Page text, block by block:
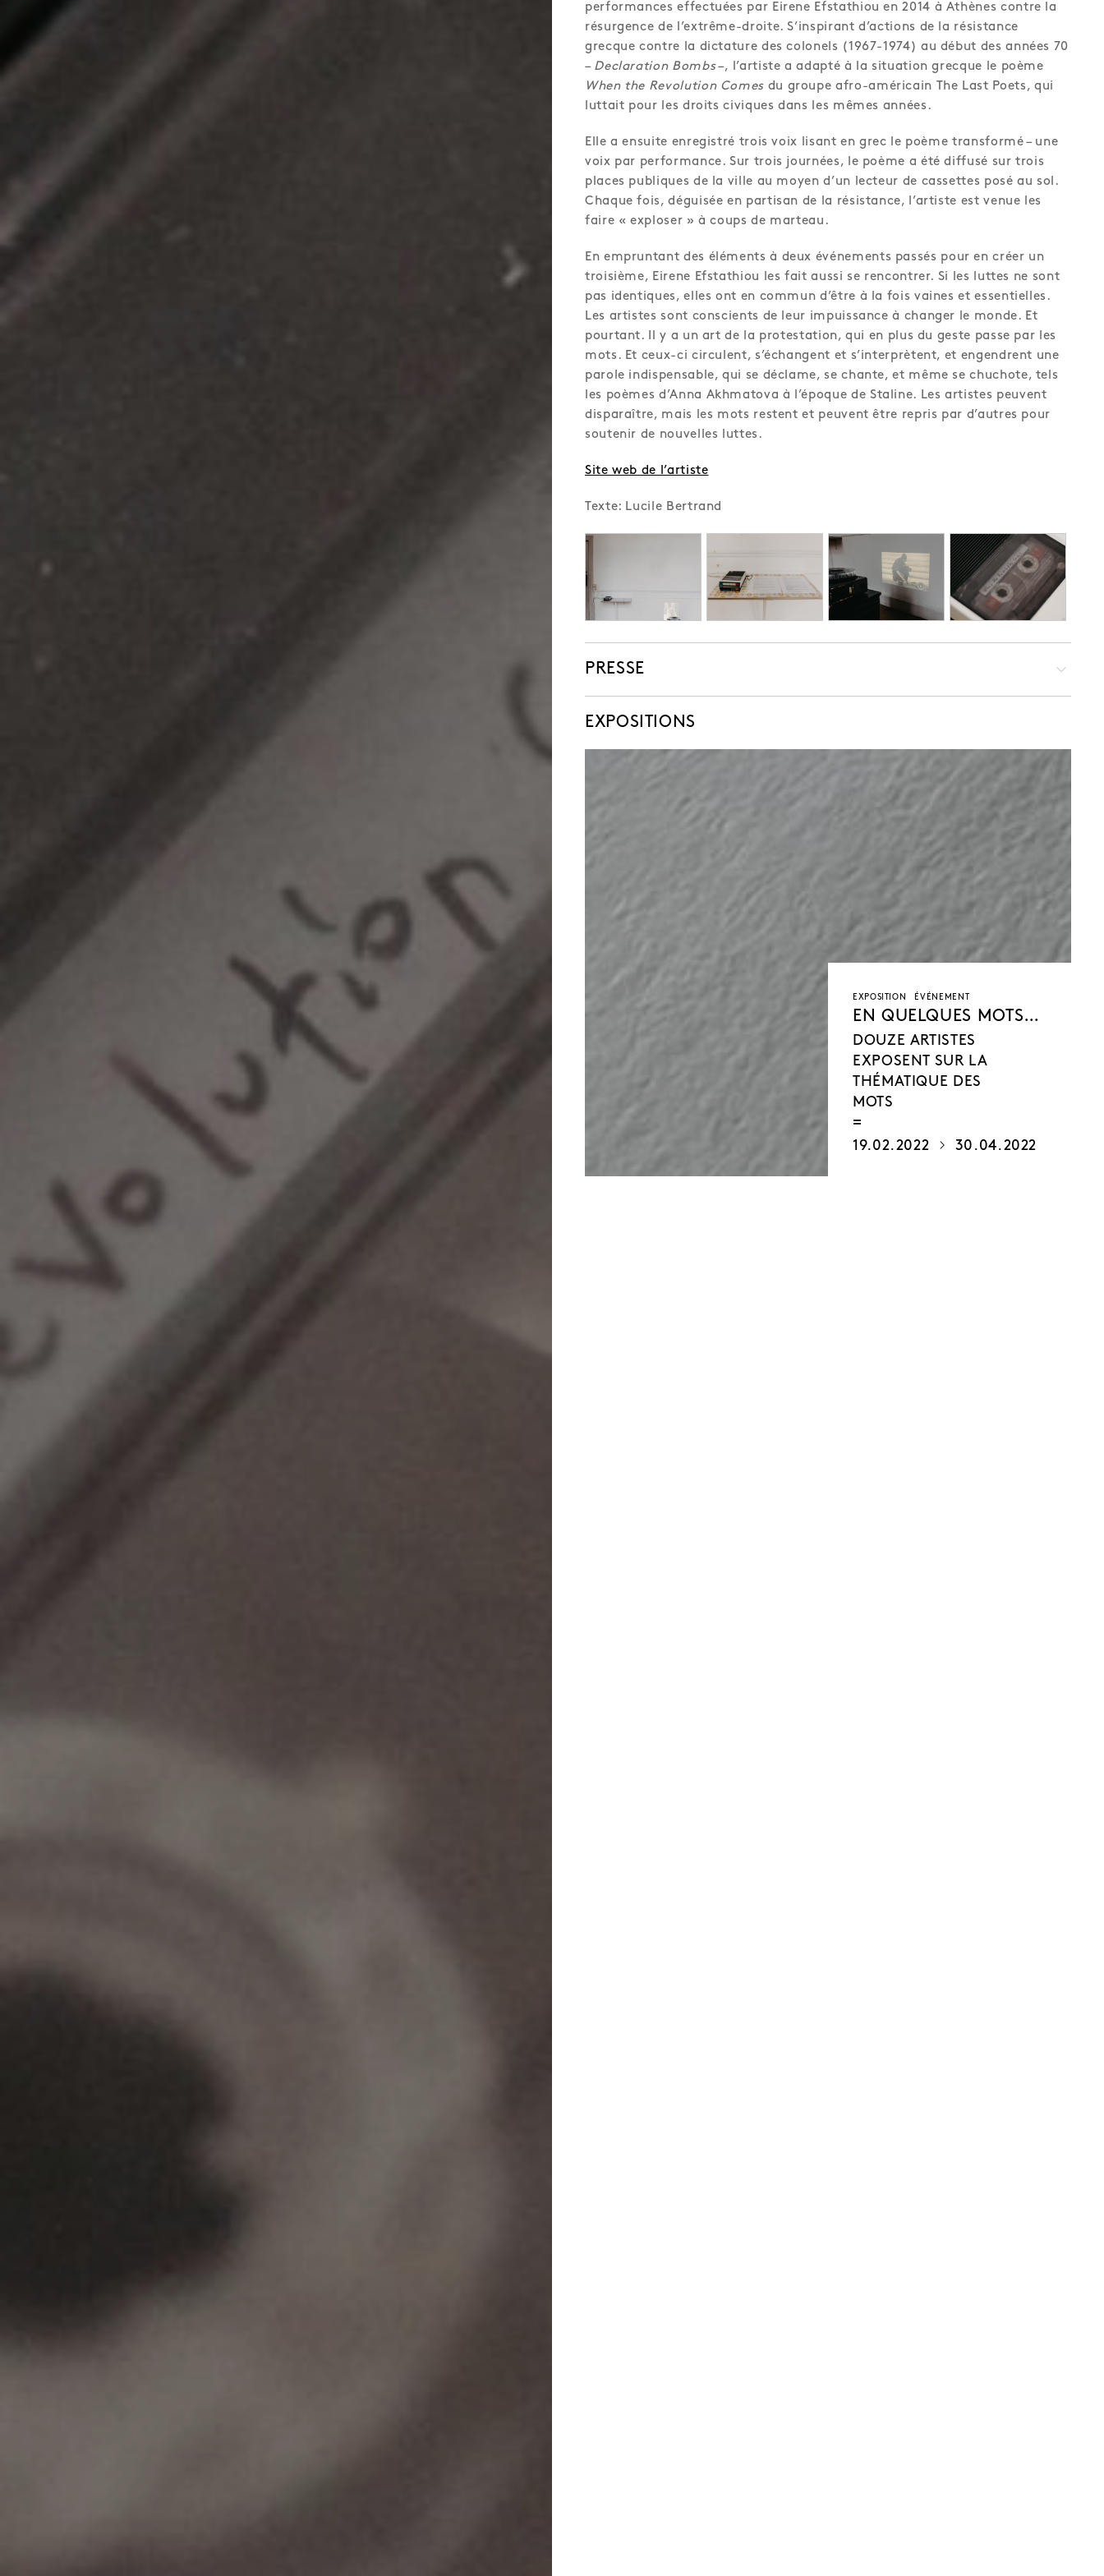
performances effectuées par Eirene Efstathiou en 2014 à Athènes contre la
résurgence de l’extrême-droite. S’inspirant d’actions de la résistance
grecque contre la dictature des colonels (1967-1974) au début des années 70
– Declaration Bombs–, l’artiste a adapté à la situation grecque le poème
When the Revolution Comes du groupe afro-américain The Last Poets, qui
luttait pour les droits civiques dans les mêmes années.
Elle a ensuite enregistré trois voix lisant en grec le poème transformé – une
voix par performance. Sur trois journées, le poème a été diffusé sur trois
places publiques de la ville au moyen d’un lecteur de cassettes posé au sol.
Chaque fois, déguisée en partisan de la résistance, l’artiste est venue les
faire « exploser » à coups de marteau.
En empruntant des éléments à deux événements passés pour en créer un
troisième, Eirene Efstathiou les fait aussi se rencontrer. Si les luttes ne sont
pas identiques, elles ont en commun d’être à la fois vaines et essentielles.
Les artistes sont conscients de leur impuissance à changer le monde. Et
pourtant. Il y a un art de la protestation, qui en plus du geste passe par les
mots. Et ceux-ci circulent, s’échangent et s’interprètent, et engendrent une
parole indispensable, qui se déclame, se chante, et même se chuchote, tels
les poèmes d’Anna Akhmatova à l’époque de Staline. Les artistes peuvent
disparaître, mais les mots restent et peuvent être repris par d’autres pour
soutenir de nouvelles luttes.
Site web de l’artiste
Texte: Lucile Bertrand
PRESSE
EXPOSITIONS
EXPOSITION ÉVÉNEMENT
EN QUELQUES MOTS…
DOUZE ARTISTES
EXPOSENT SUR LA
THÉMATIQUE DES
MOTS
19.02.2022 30.04.2022